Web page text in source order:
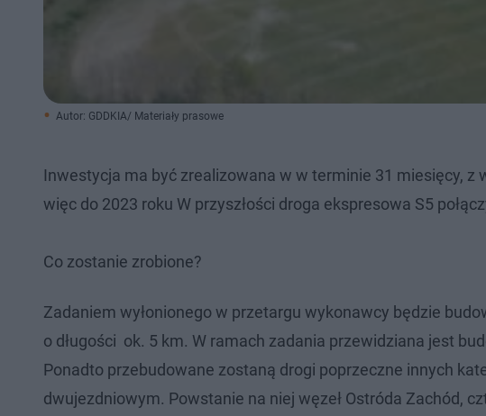
Autor: GDDKIA/ Materiały prasowe
Inwestycja ma być zrealizowana w w terminie 31 miesięcy,
więc do 2023 roku W przyszłości droga ekspresowa S5
Co zostanie zrobione?
Zadaniem wyłonionego w przetargu wykonawcy będzie
o długości ok. 5 km. W ramach zadania przewidziana jest
Ponadto przebudowane zostaną drogi poprzeczne innych
dwujezdniowym. Powstanie na niej węzeł Ostróda Zachód,